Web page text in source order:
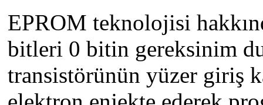
EPROM teknolojisi
bitleri 0 bitin gereksinim
transistörünün yüzer giriş